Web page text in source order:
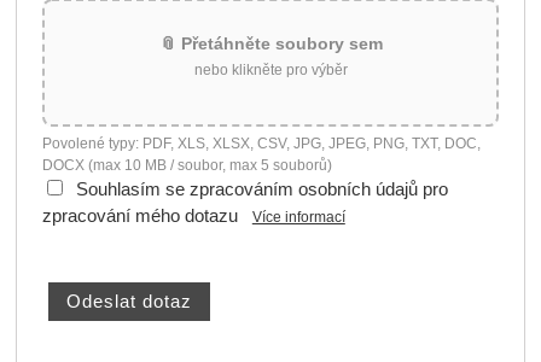
📎 Přetáhněte soubory sem
nebo klikněte pro výběr
Povolené typy: PDF, XLS, XLSX, CSV, JPG, JPEG, PNG, TXT, DOC,
DOCX (max 10 MB / soubor, max 5 souborů)
Souhlasím se zpracováním osobních údajů pro
zpracování mého dotazu
Více informací